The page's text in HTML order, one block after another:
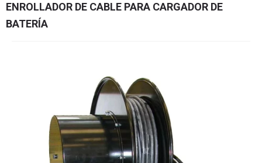
ENROLLADOR DE CABLE PARA CARGADOR DE
BATERÍA